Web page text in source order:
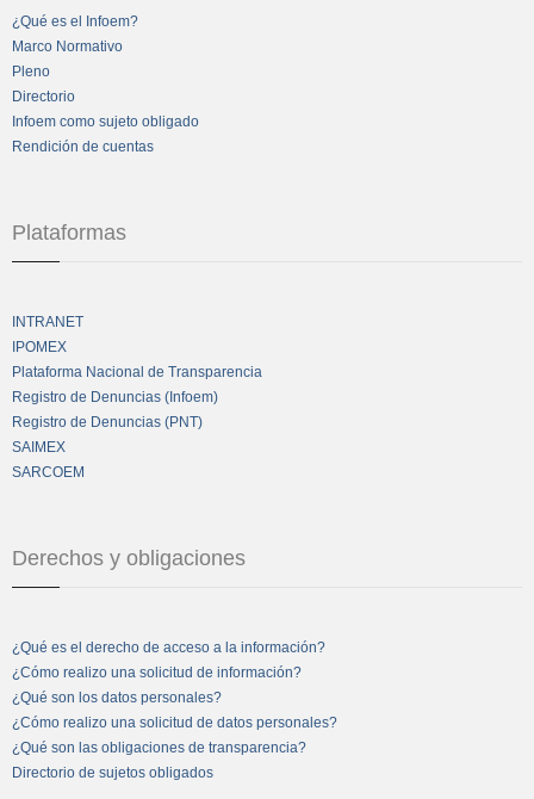
¿Qué es el Infoem?
Marco Normativo
Pleno
Directorio
Infoem como sujeto obligado
Rendición de cuentas
Plataformas
INTRANET
IPOMEX
Plataforma Nacional de Transparencia
Registro de Denuncias (Infoem)
Registro de Denuncias (PNT)
SAIMEX
SARCOEM
Derechos y obligaciones
¿Qué es el derecho de acceso a la información?
¿Cómo realizo una solicitud de información?
¿Qué son los datos personales?
¿Cómo realizo una solicitud de datos personales?
¿Qué son las obligaciones de transparencia?
Directorio de sujetos obligados